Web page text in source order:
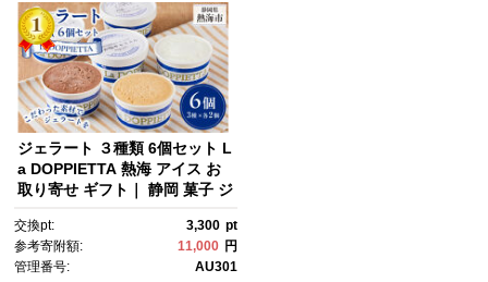
ジェラート ３種類 6個セット L
a DOPPIETTA 熱海 アイス お
取り寄せ ギフト｜ 静岡 菓子 ジ
子 おかし 食品 ギフト 熱海 お
取り寄せ スイーツ アイス 冷
菓 冷たい おしゃれ 甘い 高級
交換pt: 3,300 pt
参考寄附額:
11,000 円
管理番号:
AU301